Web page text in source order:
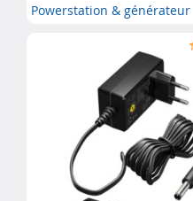
Powerstation & générateur